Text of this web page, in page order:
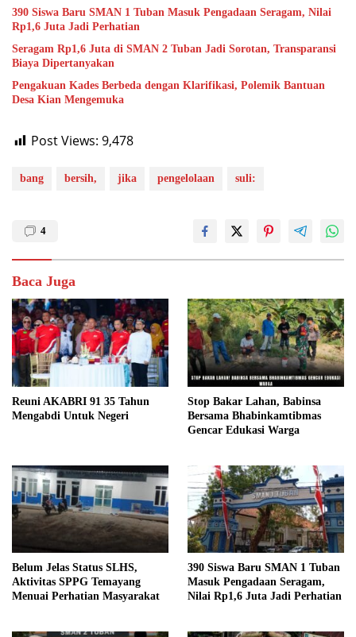
390 Siswa Baru SMAN 1 Tuban Masuk Pengadaan Seragam, Nilai
Rp1,6 Juta Jadi Perhatian
Seragam Rp1,6 Juta di SMAN 2 Tuban Jadi Sorotan, Transparansi
Biaya Dipertanyakan
Pengakuan Kades Berbeda dengan Klarifikasi, Polemik Bantuan
Desa Kian Mengemuka
Post Views: 9,478
bang bersih, jika pengelolaan suli:
4
Baca Juga
Reuni AKABRI 91 35 Tahun
Mengabdi Untuk Negeri
Stop Bakar Lahan, Babinsa
Bersama Bhabinkamtibmas
Gencar Edukasi Warga
Belum Jelas Status SLHS,
Aktivitas SPPG Temayang
Menuai Perhatian Masyarakat
390 Siswa Baru SMAN 1 Tuban
Masuk Pengadaan Seragam,
Nilai Rp1,6 Juta Jadi Perhatian